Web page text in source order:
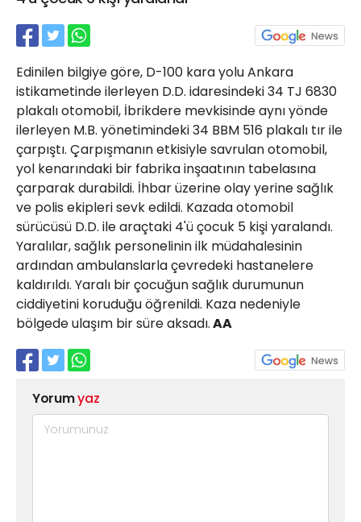
Edinilen bilgiye göre, D-100 kara yolu Ankara
istikametinde ilerleyen D.D. idaresindeki 34 TJ 6830
plakalı otomobil, İbrikdere mevkisinde aynı yönde
ilerleyen M.B. yönetimindeki 34 BBM 516 plakalı tır ile
çarpıştı. Çarpışmanın etkisiyle savrulan otomobil,
yol kenarındaki bir fabrika inşaatının tabelasına
çarparak durabildi. İhbar üzerine olay yerine sağlık
ve polis ekipleri sevk edildi. Kazada otomobil
sürücüsü D.D. ile araçtaki 4'ü çocuk 5 kişi yaralandı.
Yaralılar, sağlık personelinin ilk müdahalesinin
ardından ambulanslarla çevredeki hastanelere
kaldırıldı. Yaralı bir çocuğun sağlık durumunun
ciddiyetini koruduğu öğrenildi. Kaza nedeniyle
bölgede ulaşım bir süre aksadı.AA
Yorumyaz
02624132333
haber@golcukpostasi.com